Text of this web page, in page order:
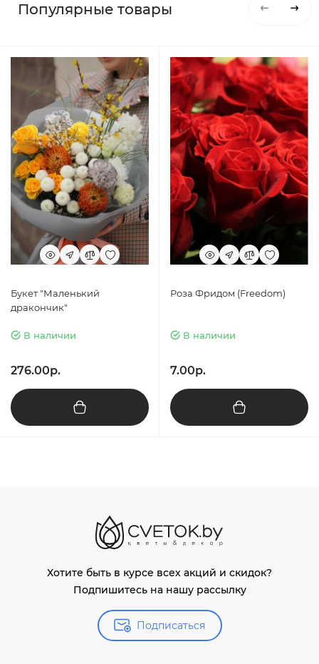
Популярные товары
Букет "Маленький
дракончик"
В наличии
276.00р.
Роза Фридом (Freedom)
В наличии
7.00р.
Хотите быть в курсе всех акций и скидок?
Подпишитесь на нашу рассылку
Подписаться